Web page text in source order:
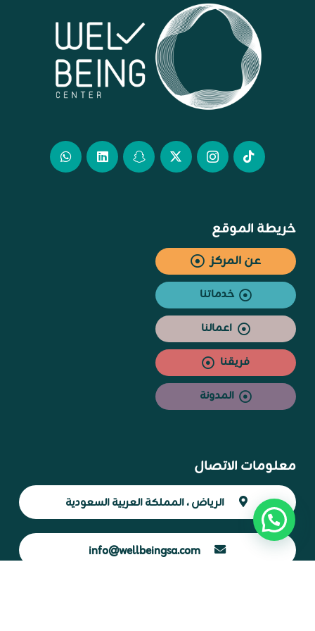
خريطة الموقع
عن المركز
خدماتنا
اعمالنا
فريقنا
المدونة
معلومات الاتصال
الرياض ، المملكة العربية السعودية
info@wellbeingsa.com